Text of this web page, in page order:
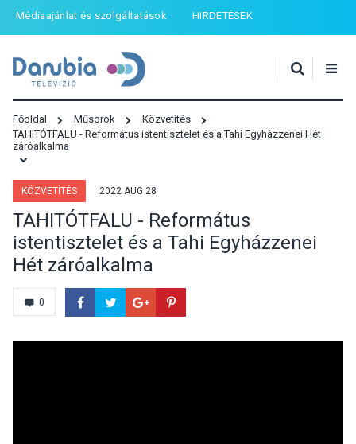
Médiaajánlat és szolgáltatások HIRDETÉSEK
Főoldal Műsorok
Közvetítés
TAHITÓTFALU - Református istentisztelet és a Tahi Egyházzenei Hét
záróalkalma
KÖZVETÍTÉS 2022 AUG 28
TAHITÓTFALU - Református
istentisztelet és a Tahi Egyházzenei
Hét záróalkalma
0